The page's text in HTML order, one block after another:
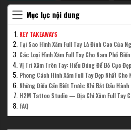
Mục lục nội dung
KEY TAKEAWAYS
Tại Sao Hình Xăm Full Tay Là Đỉnh Cao Của
Các Loại Hình Xăm Full Tay Cho Nam Phổ
Vị Trí Xăm Trên Tay: Hiểu Đúng Để Bố Cục Đẹp
Phong Cách Hình Xăm Full Tay Đẹp Nhất Cho
Những Điều Cần Biết Trước Khi Bắt Đầu Hành
H2M Tattoo Studio — Địa Chỉ Xăm Full Tay
FAQ